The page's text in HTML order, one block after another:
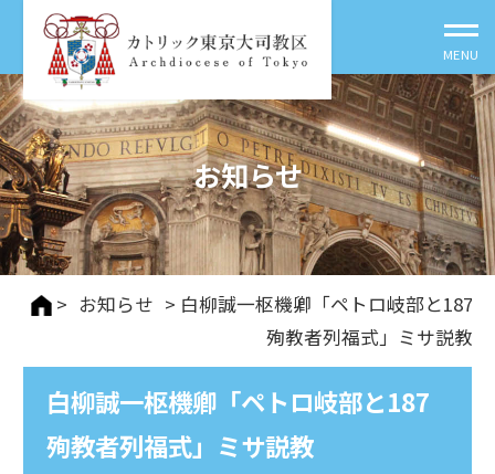
お知らせ
> お知らせ > 白柳誠一枢機卿「ペトロ岐部と187
殉教者列福式」ミサ説教
白柳誠一枢機卿「ペトロ岐部と187
殉教者列福式」ミサ説教